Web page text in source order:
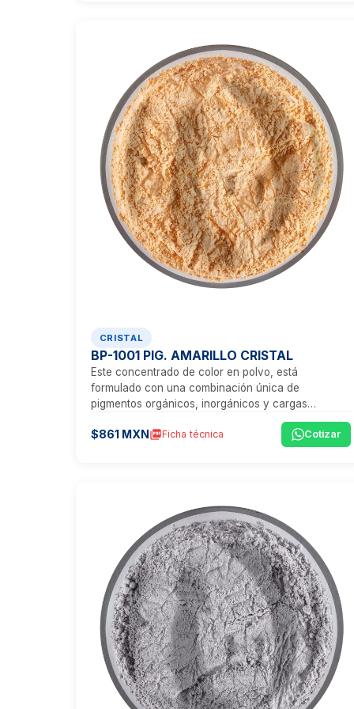
CRISTAL
BP-1001 PIG. AMARILLO CRISTAL
Este concentrado de color en polvo, está
formulado con una combinación única de
pigmentos orgánicos, inorgánicos y cargas
minerales, que proporcionan un tono amarillo
vibrante, ideal para aplicaciones que exigen
transparencia, estética y un rendimiento técnico
$861 MXNpicture_as_pdfFicha técnica Cotizar